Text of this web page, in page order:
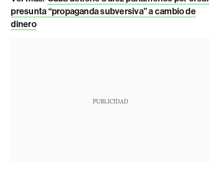
presunta “propaganda subversiva” a cambio de
dinero
PUBLICIDAD